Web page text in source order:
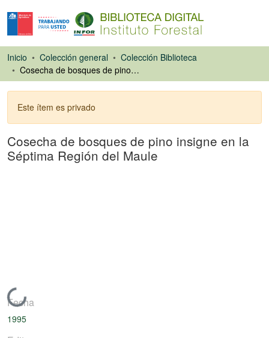
Inicio Colección general
Colección Biblioteca
Cosecha de bosques de pino insigne en la Séptima Región del Maule
Este ítem es privado
Cosecha de bosques de pino insigne en la
Séptima Región del Maule
Cargando...
Fecha
1995